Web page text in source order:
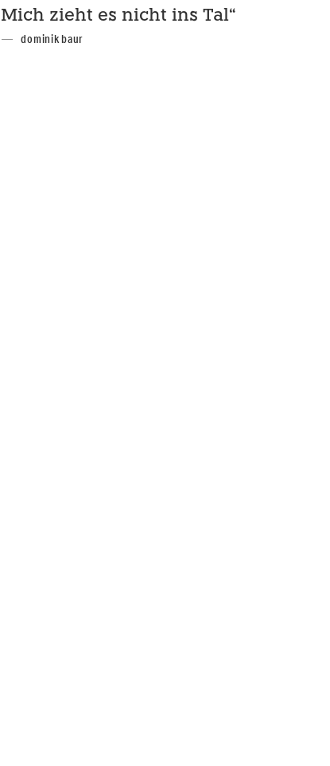
zieht es nicht ins Tal“
dominik baur